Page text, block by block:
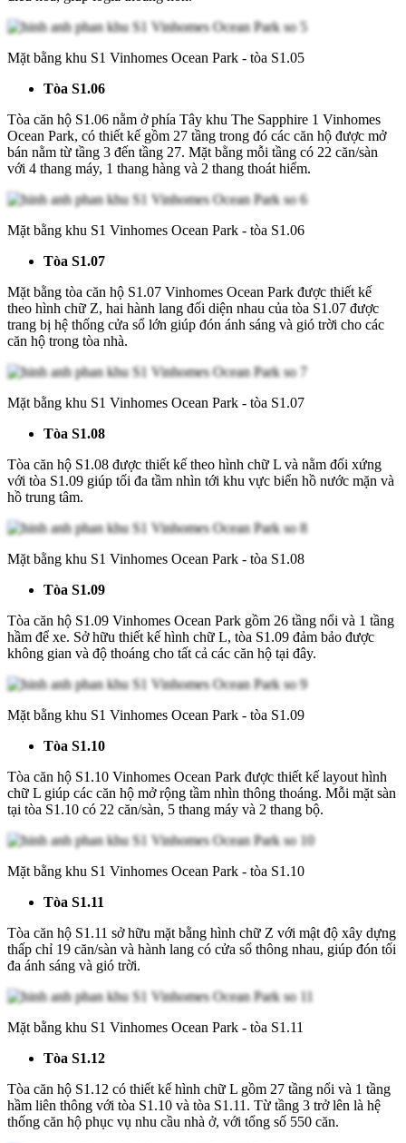
Mặt bằng khu S1 Vinhomes Ocean Park - tòa S1.05
Tòa S1.06
Tòa căn hộ S1.06 nằm ở phía Tây khu The Sapphire 1 Vinhomes
Ocean Park, có thiết kế gồm 27 tầng trong đó các căn hộ được mở
bán nằm từ tầng 3 đến tầng 27. Mặt bằng mỗi tầng có 22 căn/sàn
với 4 thang máy, 1 thang hàng và 2 thang thoát hiểm.
Mặt bằng khu S1 Vinhomes Ocean Park - tòa S1.06
Tòa S1.07
Mặt bằng tòa căn hộ S1.07 Vinhomes Ocean Park được thiết kế
theo hình chữ Z, hai hành lang đối diện nhau của tòa S1.07 được
trang bị hệ thống cửa sổ lớn giúp đón ánh sáng và gió trời cho các
căn hộ trong tòa nhà.
Mặt bằng khu S1 Vinhomes Ocean Park - tòa S1.07
Tòa S1.08
Tòa căn hộ S1.08 được thiết kế theo hình chữ L và nằm đối xứng
với tòa S1.09 giúp tối đa tầm nhìn tới khu vực biển hồ nước mặn và
hồ trung tâm.
Mặt bằng khu S1 Vinhomes Ocean Park - tòa S1.08
Tòa S1.09
Tòa căn hộ S1.09 Vinhomes Ocean Park gồm 26 tầng nổi và 1 tầng
hầm để xe. Sở hữu thiết kế hình chữ L, tòa S1.09 đảm bảo được
không gian và độ thoáng cho tất cả các căn hộ tại đây.
Mặt bằng khu S1 Vinhomes Ocean Park - tòa S1.09
Tòa S1.10
Tòa căn hộ S1.10 Vinhomes Ocean Park được thiết kế layout hình
chữ L giúp các căn hộ mở rộng tầm nhìn thông thoáng. Mỗi mặt sàn
tại tòa S1.10 có 22 căn/sàn, 5 thang máy và 2 thang bộ.
Mặt bằng khu S1 Vinhomes Ocean Park - tòa S1.10
Tòa S1.11
Tòa căn hộ S1.11 sở hữu mặt bằng hình chữ Z với mật độ xây dựng
thấp chỉ 19 căn/sàn và hành lang có cửa sổ thông nhau, giúp đón tối
đa ánh sáng và gió trời.
Mặt bằng khu S1 Vinhomes Ocean Park - tòa S1.11
Tòa S1.12
Tòa căn hộ S1.12 có thiết kế hình chữ L gồm 27 tầng nổi và 1 tầng
hầm liên thông với tòa S1.10 và tòa S1.11. Từ tầng 3 trở lên là hệ
thống căn hộ phục vụ nhu cầu nhà ở, với tổng số 550 căn.